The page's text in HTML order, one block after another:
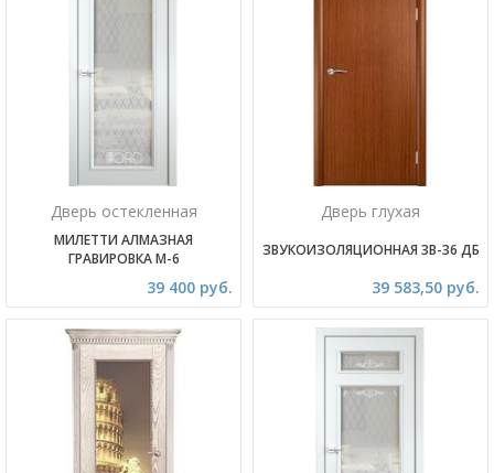
Дверь остекленная
МИЛЕТТИ АЛМАЗНАЯ
ГРАВИРОВКА М-6
39 400 руб.
Дверь глухая
ЗВУКОИЗОЛЯЦИОННАЯ 3В-36 ДБ
39 583,50 руб.